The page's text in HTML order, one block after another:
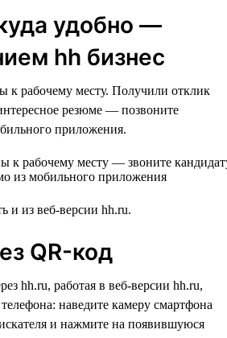
удобно —
hh бизнес
к рабочему месту. Получили отклик
резюме — позвоните
приложения.
и из веб-версии hh.ru.
QR-код
hh.ru, работая в веб-версии hh.ru,
наведите камеру смартфона
и нажмите на появившуюся